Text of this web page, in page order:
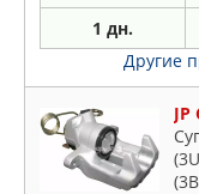
1 дн.
Другие
JP